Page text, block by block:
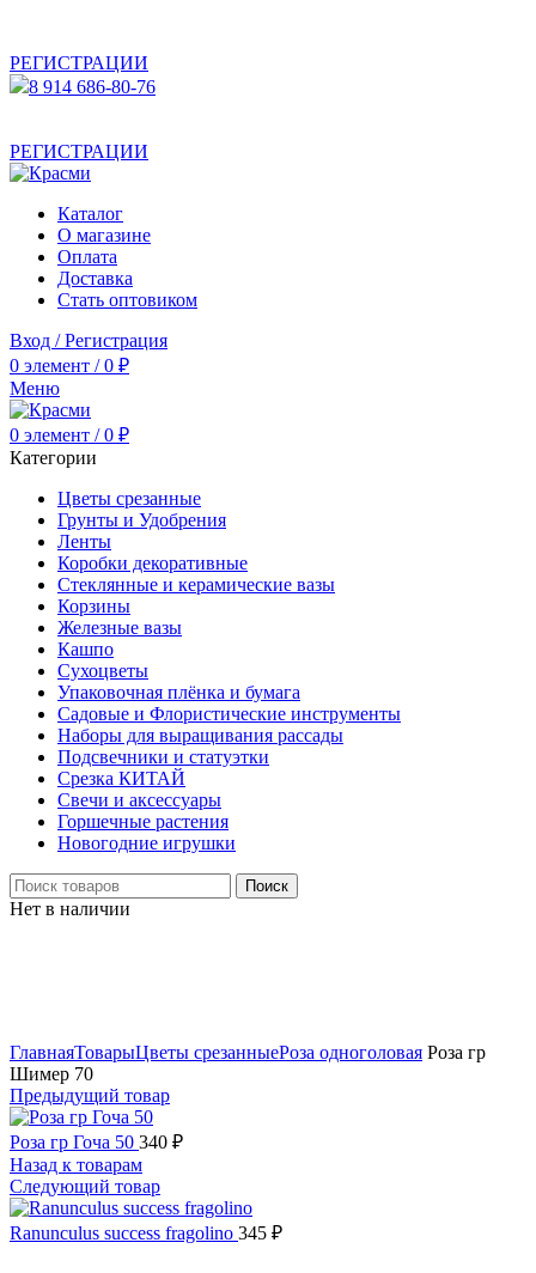
РЕГИСТРАЦИИ
8 914 686-80-76
РЕГИСТРАЦИИ
Каталог
О магазине
Оплата
Доставка
Стать оптовиком
Вход / Регистрация
0 элемент / 0 ₽
Меню
0 элемент / 0 ₽
Категории
Цветы срезанные
Грунты и Удобрения
Ленты
Коробки декоративные
Стеклянные и керамические вазы
Корзины
Железные вазы
Кашпо
Сухоцветы
Упаковочная плёнка и бумага
Садовые и Флористические инструменты
Наборы для выращивания рассады
Подсвечники и статуэтки
Срезка КИТАЙ
Свечи и аксессуары
Горшечные растения
Новогодние игрушки
Поиск
Нет в наличии
ГлавнаяТоварыЦветы срезанныеРоза одноголовая Роза гр
Шимер 70
Предыдущий товар
Роза гр Гоча 50 340 ₽
Назад к товарам
Следующий товар
Ranunculus success fragolino 345 ₽